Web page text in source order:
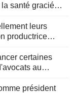
santé gracié
leurs
productrice
certaines
au
président